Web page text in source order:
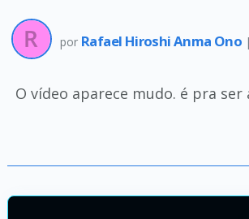
por Rafael Hiroshi Anma Ono |
O vídeo aparece mudo. é pra ser